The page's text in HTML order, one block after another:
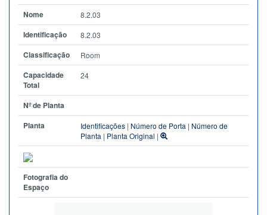
Nome
8.2.03
Identificação 8.2.03
Classificação Room
Capacidade
Total
24
Nº de Planta
Planta
Identificações | Número de Porta | Número de
Planta | Planta Original |
Fotografia do
Espaço